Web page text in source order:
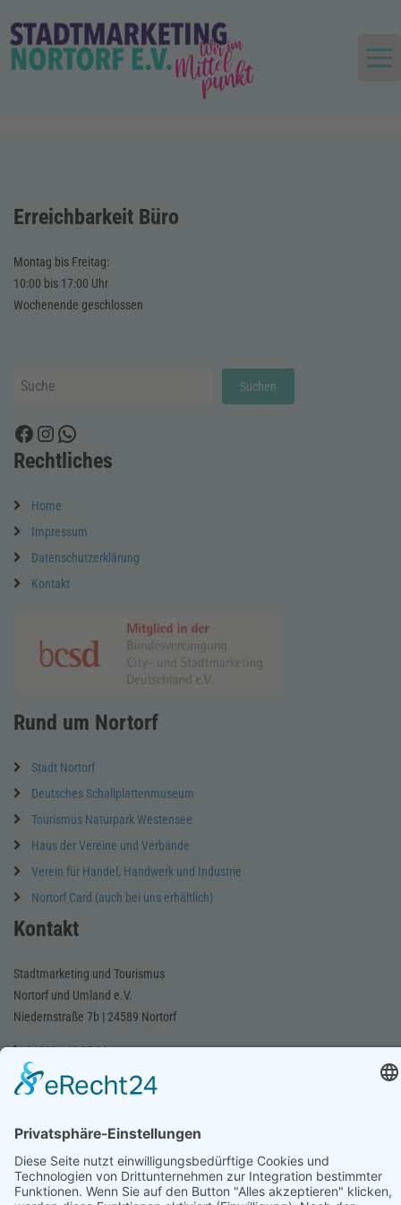
content
Erreichbarkeit Büro
Montag bis Freitag:
10:00 bis 17:00 Uhr
Wochenende geschlossen
Suchen
Suchen
Facebook
Instagram
WhatsApp
Rechtliches
Home
Impressum
Datenschutzerklärung
Kontakt
Rund um Nortorf
Stadt Nortorf
Deutsches Schallplattenmuseum
Tourismus Naturpark Westensee
Haus der Vereine und Verbände
Verein für Handel, Handwerk und Industrie
Nortorf Card (auch bei uns erhältlich)
Kontakt
Stadtmarketing und Tourismus
Nortorf und Umland e.V.
Niedernstraße 7b | 24589 Nortorf
04392 - 40 85 88
E-Mail schreiben
Notdienstapotheke finden Apotheke finden